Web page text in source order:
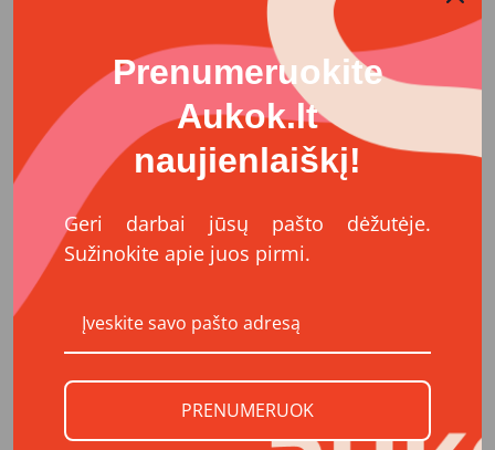
keliamais iššūkiais, traumai jautrios veiklos principais
ir jų diegimu organizacijose.
Visa organizacijos veikla remiasi nuostata, kad
atsparumas yra supergalia, todėl centras kasdiene
savo veikla siekia didinti socialinį-emocinį žmonių
atsparumą.
Kontaktai
Adresas
Krivių g. 5, LT-01204 Vilnius
El. paštas info@galileocentras.lt
Telefonas +37068580158
Prenumeruokite
Aukok.lt
naujienlaiškį!
Geri darbai jūsų pašto dėžutėje.
Sužinokite apie juos pirmi.
PRENUMERUOK